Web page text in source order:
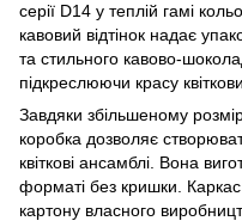
серії D14 у теплій гамі
кавовий відтінок надає
та стильного кавово-
підкреслюючи красу
Завдяки збільшеному
коробка дозволяє
квіткові ансамблі. Вона
форматі без кришки.
картону власного